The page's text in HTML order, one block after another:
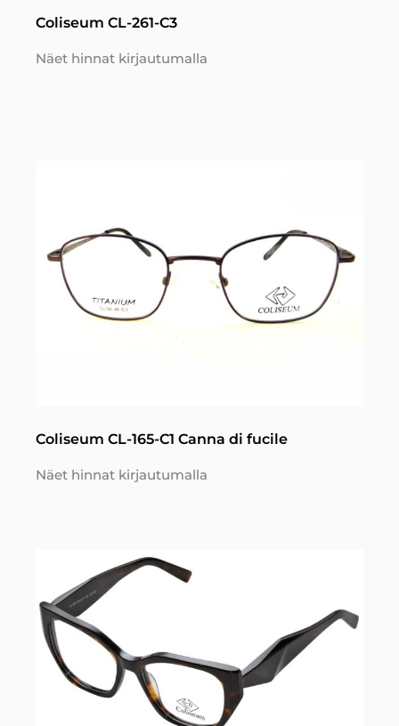
Coliseum CL-261-C3
Näet hinnat kirjautumalla
Coliseum CL-165-C1 Canna di fucile
Näet hinnat kirjautumalla